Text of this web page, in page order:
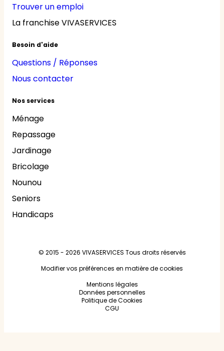
Trouver un emploi
La franchise VIVASERVICES
Besoin d'aide
Questions / Réponses
Nous contacter
Nos services
Ménage
Repassage
Jardinage
Bricolage
Nounou
Seniors
Handicaps
© 2015 - 2026 VIVASERVICES Tous droits réservés
Modifier vos préférences en matière de cookies
Mentions légales
Données personnelles
Politique de Cookies
CGU